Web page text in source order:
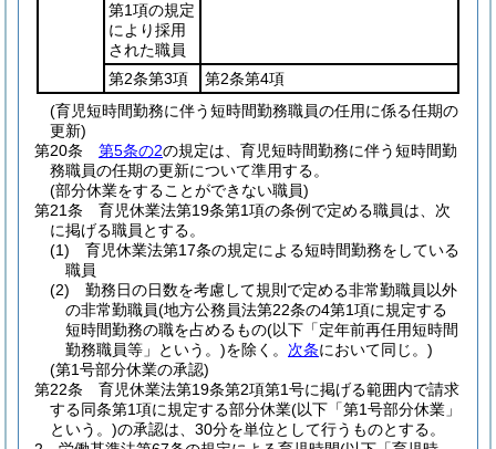
第1項の規定
により採用
された職員
第2条第3項
第2条第4項
(育児短時間勤務に伴う短時間勤務職員の任用に係る任期の
更新)
第20条
第5条の2の規定は、育児短時間勤務に伴う短時間勤
務職員の任期の更新について準用する。
(部分休業をすることができない職員)
第21条
育児休業法第19条第1項の条例で定める職員は、次
に掲げる職員とする。
(1)
育児休業法第17条の規定による短時間勤務をしている
職員
(2)
勤務日の日数を考慮して規則で定める非常勤職員以外
の非常勤職員(地方公務員法第22条の4第1項に規定する
短時間勤務の職を占めるもの(以下「定年前再任用短時間
勤務職員等」という。)を除く。 次条において同じ。)
(第1号部分休業の承認)
第22条
育児休業法第19条第2項第1号に掲げる範囲内で請求
する同条第1項に規定する部分休業(以下「第1号部分休業」
という。)の承認は、30分を単位として行うものとする。